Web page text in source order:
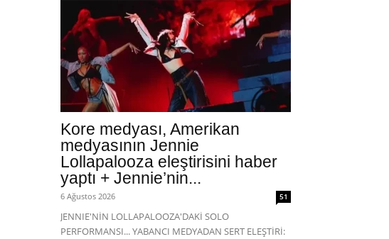
Kore medyası, Amerikan
medyasının Jennie
Lollapalooza eleştirisini haber
yaptı + Jennie’nin...
6 Ağustos 2026 51
JENNIE'NİN LOLLAPALOOZA'DAKİ SOLO
PERFORMANSI... YABANCI MEDYADAN SERT ELEŞTİRİ: